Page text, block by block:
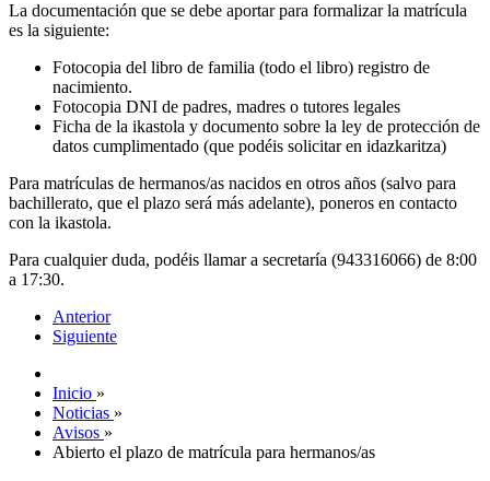
La documentación que se debe aportar para formalizar la matrícula
es la siguiente:
Fotocopia del libro de familia (todo el libro) registro de
nacimiento.
Fotocopia DNI de padres, madres o tutores legales
Ficha de la ikastola y documento sobre la ley de protección de
datos cumplimentado (que podéis solicitar en idazkaritza)
Para matrículas de hermanos/as nacidos en otros años (salvo para
bachillerato, que el plazo será más adelante), poneros en contacto
con la ikastola.
Para cualquier duda, podéis llamar a secretaría (943316066) de 8:00
a 17:30.
Anterior
Siguiente
Inicio »
Noticias »
Avisos »
Abierto el plazo de matrícula para hermanos/as